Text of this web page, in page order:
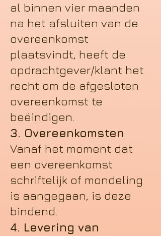
al binnen vier maanden
na het afsluiten van de
overeenkomst
plaatsvindt, heeft de
opdrachtgever/klant het
recht om de afgesloten
overeenkomst te
beëindigen.
3. Overeenkomsten
Vanaf het moment dat
een overeenkomst
schriftelijk of mondeling
is aangegaan, is deze
bindend.
4. Levering van